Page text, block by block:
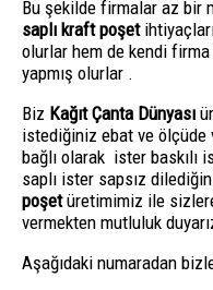
Bu şekilde firmalar az bir
saplı kraft poşet
olurlar hem de kendi firma
yapmış olurlar .
Biz Kağıt Çanta Dünyası
istediğiniz ebat ve
bağlı olarak ister baskılı
saplı ister sapsız
poşetüretimimiz ile
vermekten mutluluk
Aşağıdaki numaradan